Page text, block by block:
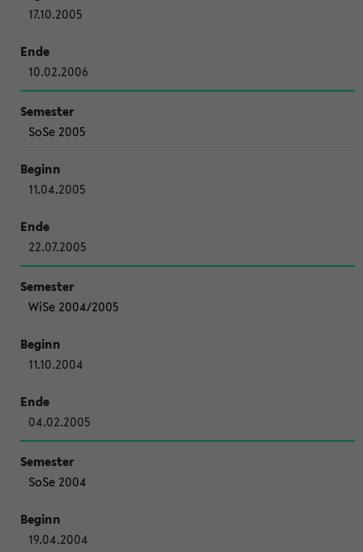
17.10.2005
10.02.2006
SoSe 2005
11.04.2005
22.07.2005
WiSe 2004/2005
11.10.2004
04.02.2005
SoSe 2004
19.04.2004